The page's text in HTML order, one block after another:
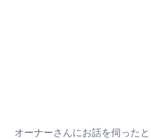
オーナーさんにお話を伺った